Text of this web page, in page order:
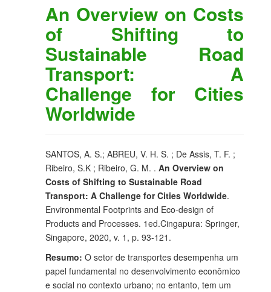
An Overview on Costs
of Shifting to
Sustainable Road
Transport: A
Challenge for Cities
Worldwide
SANTOS, A. S.; ABREU, V. H. S. ; De Assis, T. F. ;
Ribeiro, S.K ; Ribeiro, G. M. . An Overview on
Costs of Shifting to Sustainable Road
Transport: A Challenge for Cities Worldwide.
Environmental Footprints and Eco-design of
Products and Processes. 1ed.Cingapura: Springer,
Singapore, 2020, v. 1, p. 93-121.
Resumo: O setor de transportes desempenha um
papel fundamental no desenvolvimento econômico
e social no contexto urbano; no entanto, tem um